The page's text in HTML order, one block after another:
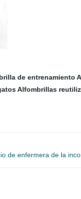
de entrenamiento
Alfombrillas
de enfermera de la